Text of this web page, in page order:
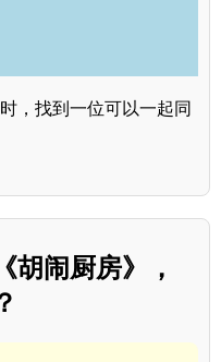
，找到一位可以一起同
胡闹厨房》，